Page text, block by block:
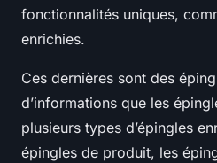
fonctionnalités uniques,
enrichies.
Ces dernières sont des
d’informations que les
plusieurs types d’épingles
épingles de produit, les